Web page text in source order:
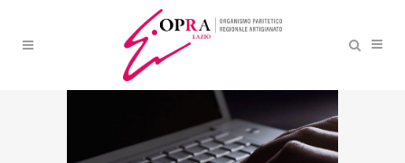
DA INAIL, 20 MILIONI DI
EURO PER LE IMPRESE DEL
LAZIO